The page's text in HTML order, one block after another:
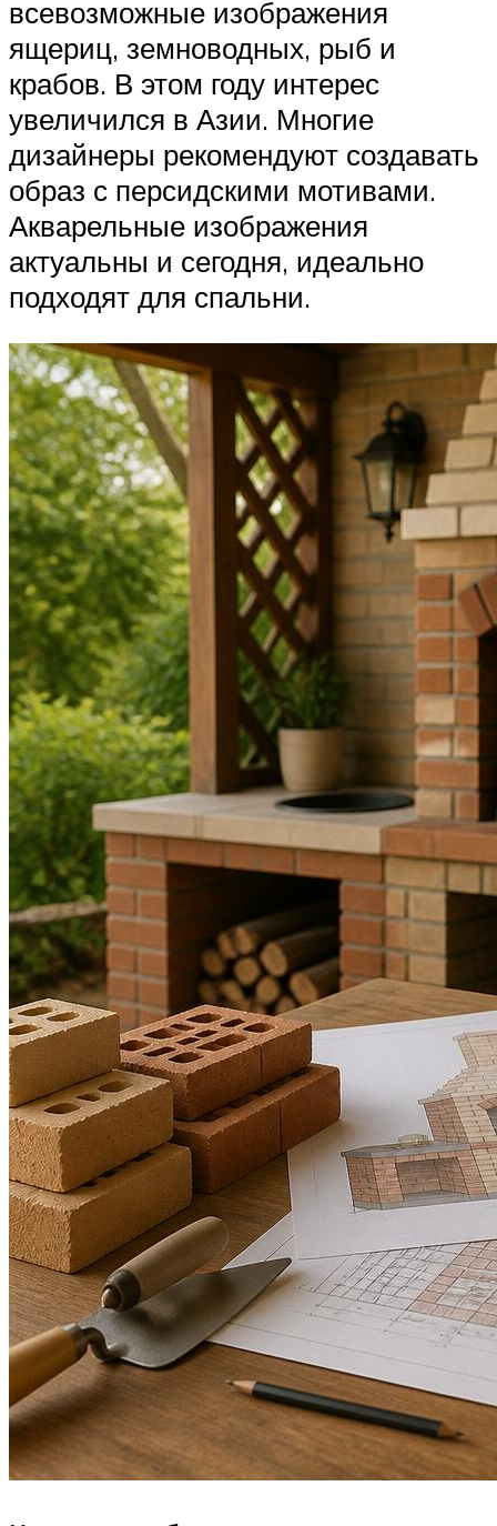
всевозможные изображения
ящериц, земноводных, рыб и
крабов. В этом году интерес
увеличился в Азии. Многие
дизайнеры рекомендуют создавать
образ с персидскими мотивами.
Акварельные изображения
актуальны и сегодня, идеально
подходят для спальни.